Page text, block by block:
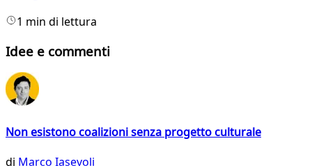
1 min di lettura
Idee e commenti
Non esistono coalizioni senza progetto culturale
di Marco Iasevoli